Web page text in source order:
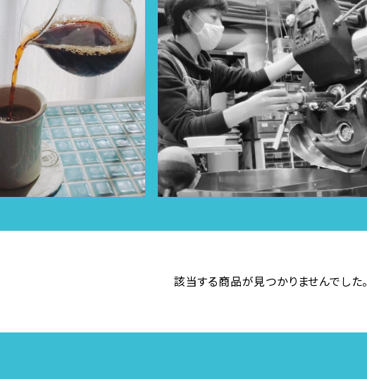
該当する商品が見つかりませんでした。